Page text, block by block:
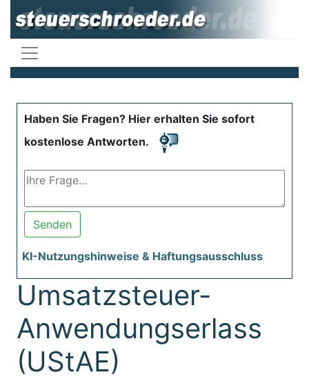
Haben Sie Fragen? Hier erhalten Sie sofort
kostenlose Antworten.
Senden
KI-Nutzungshinweise & Haftungsausschluss
Umsatzsteuer-
Anwendungserlass
(UStAE)